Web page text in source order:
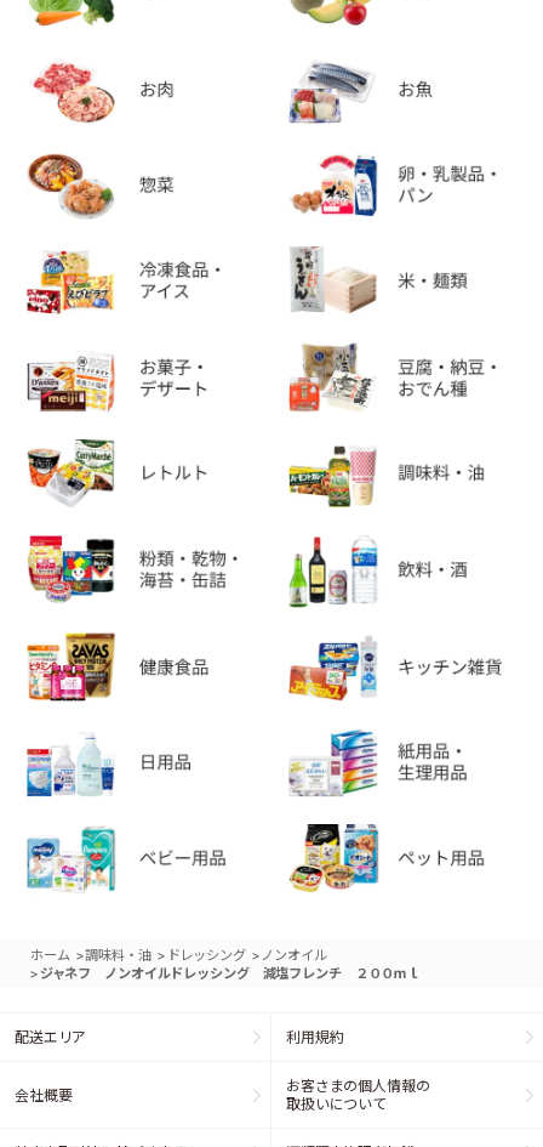
ホーム >調味料・油 > ドレッシング > ノンオイル
> ジャネフ ノンオイルドレッシング 減塩フレンチ ２００ｍｌ
配送エリア 利用規約
会社概要
お客さまの個人情報の
取扱いについて